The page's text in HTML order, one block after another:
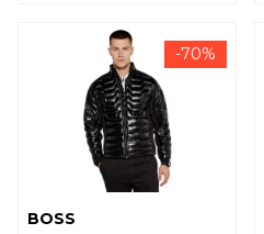
-70%
BOSS